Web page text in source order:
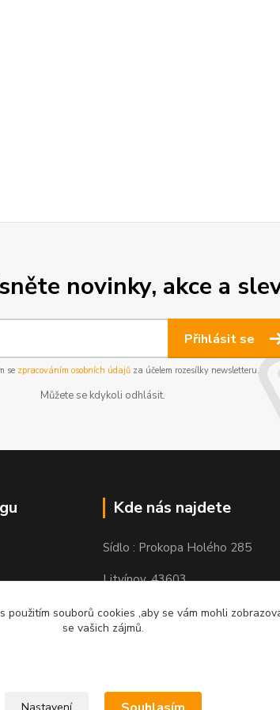
novinky, akce a
Přihlásit se
se zpracováním osobních údajů za účelem rozesílky newsletteru.
Můžete se kdykoli odhlásit.
Kde nás najdete
Sídlo : Prokopa Holého 285
Litvínov, 43603
Výdejní místo: Chudeřínská 109
použitím souborů cookies ,aby se vám mohli
se vašich zájmů.